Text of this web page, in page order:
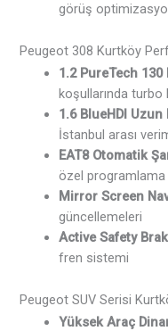
görüş
Peugeot 308 Kurtköy
1.2 PureTech
koşullarında turbo
1.6 BlueHDI
İstanbul arası
EAT8 Otomatik
özel programlama
Mirror Screen
güncellemeleri
Active Safety
fren sistemi
Peugeot SUV Serisi
Yüksek Araç